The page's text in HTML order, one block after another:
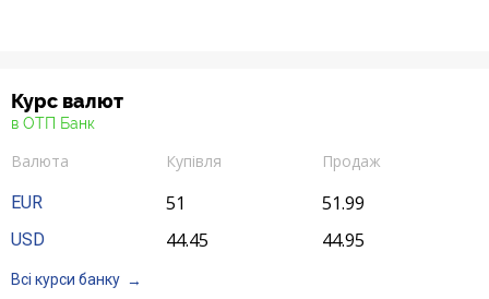
Курс валют
в ОТП Банк
Валюта Купівля
Продаж
EUR
51 51.99
USD 44.45 44.95
Всі курси банку